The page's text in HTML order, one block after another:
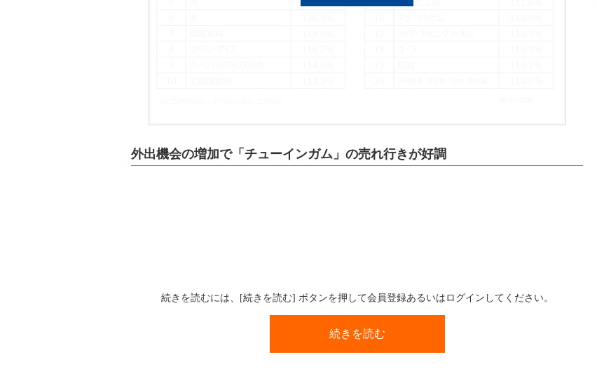
外出機会の増加で「チューインガム」の売れ行きが好調
続きを読むには、[続きを読む] ボタンを押して会員登録あるいはログインしてください。
続きを読む